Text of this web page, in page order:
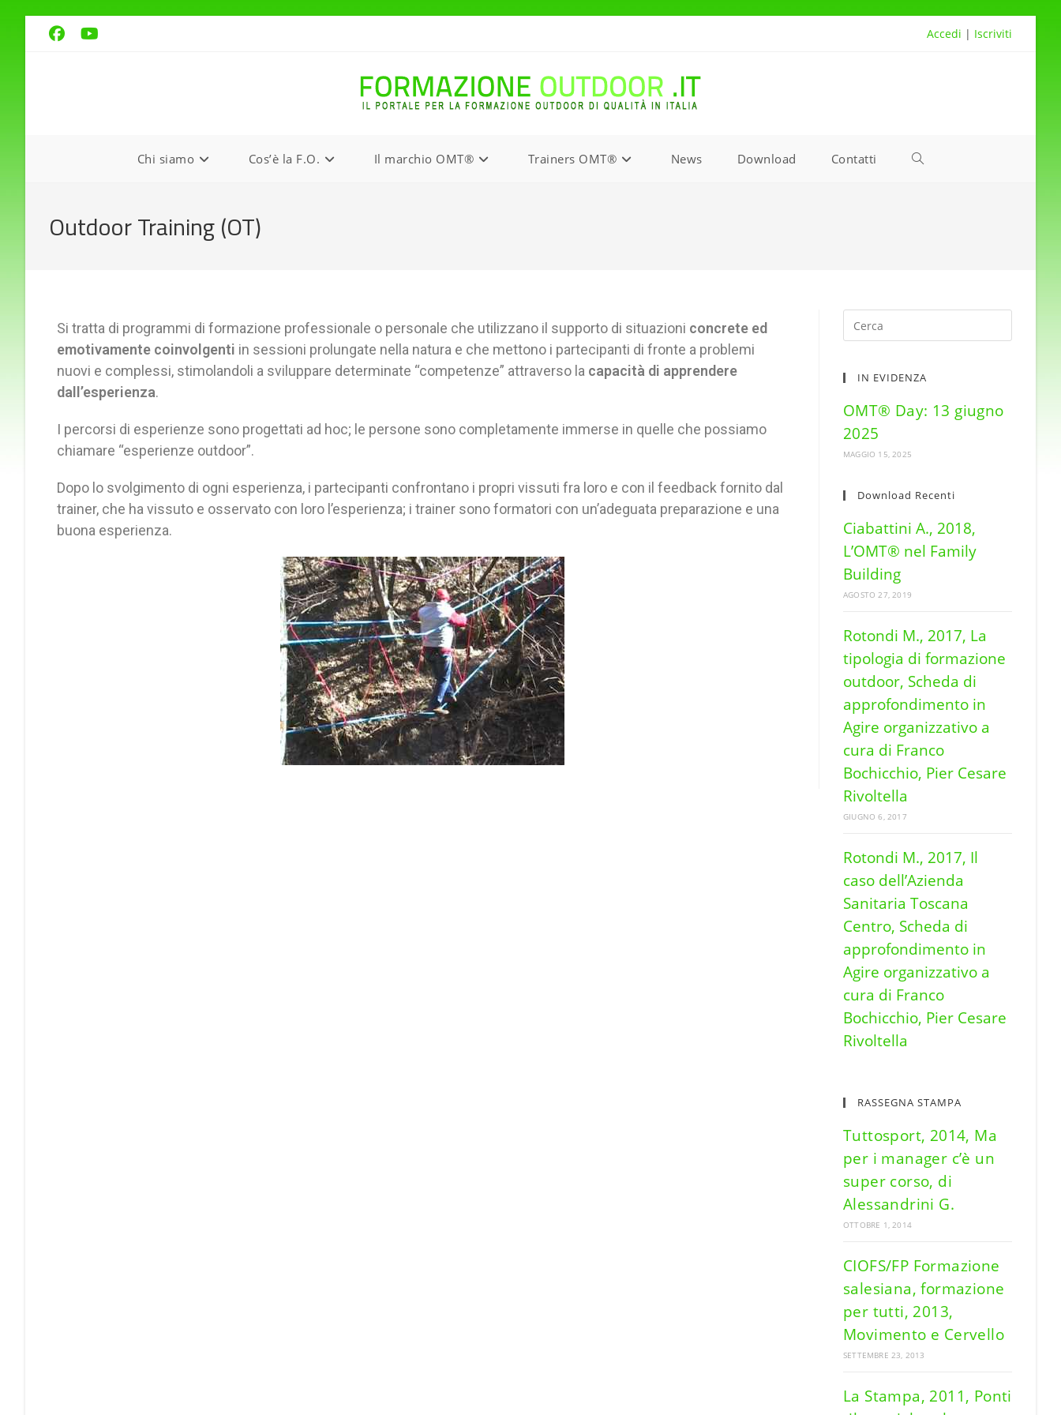
Accedi | Iscriviti
Chi siamo Cos’è la F.O. Il marchio OMT® Trainers OMT® News Download Contatti
Outdoor Training (OT)
Si tratta di programmi di formazione professionale o personale che utilizzano il supporto di situazioni concrete ed
emotivamente coinvolgenti in sessioni prolungate nella natura e che mettono i partecipanti di fronte a problemi
nuovi e complessi, stimolandoli a sviluppare determinate “competenze” attraverso la capacità di apprendere
dall’esperienza.
I percorsi di esperienze sono progettati ad hoc; le persone sono completamente immerse in quelle che possiamo
chiamare “esperienze outdoor”.
Dopo lo svolgimento di ogni esperienza, i partecipanti confrontano i propri vissuti fra loro e con il feedback fornito dal
trainer, che ha vissuto e osservato con loro l’esperienza; i trainer sono formatori con un’adeguata preparazione e una
buona esperienza.
IN EVIDENZA
OMT® Day: 13 giugno
2025
MAGGIO 15, 2025
Download Recenti
Ciabattini A., 2018,
L’OMT® nel Family
Building
AGOSTO 27, 2019
Rotondi M., 2017, La
tipologia di formazione
outdoor, Scheda di
approfondimento in
Agire organizzativo a
cura di Franco
Bochicchio, Pier Cesare
Rivoltella
GIUGNO 6, 2017
Rotondi M., 2017, Il
caso dell’Azienda
Sanitaria Toscana
Centro, Scheda di
approfondimento in
Agire organizzativo a
cura di Franco
Bochicchio, Pier Cesare
Rivoltella
RASSEGNA STAMPA
Tuttosport, 2014, Ma
per i manager c’è un
super corso, di
Alessandrini G.
OTTOBRE 1, 2014
CIOFS/FP Formazione
salesiana, formazione
per tutti, 2013,
Movimento e Cervello
SETTEMBRE 23, 2013
La Stampa, 2011, Ponti